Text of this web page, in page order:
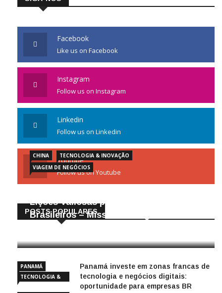
Facebook
Like us on Facebook
Instagram
Follow us on Instagram
Linkedin
Follow us on Linkedin
Youtube
Follow us on Youtube
POSTS POPULARES
CHINA
TECNOLOGIA & INOVAÇÃO
VIAGEM DE NEGÓCIOS
Lições Valiosas para Empresários
Brasileiros – Missão de Negócios China
PANAMÁ
TECNOLOGIA &
Panamá investe em zonas francas de
tecnologia e negócios digitais:
oportunidade para empresas BR